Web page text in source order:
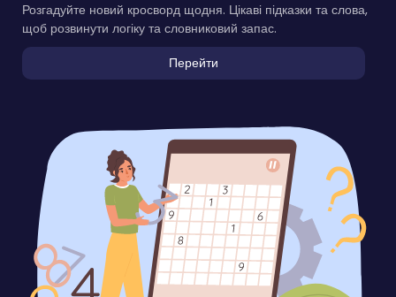
Розгадуйте новий кросворд щодня. Цікаві підказки та слова,
щоб розвинути логіку та словниковий запас.
Перейти